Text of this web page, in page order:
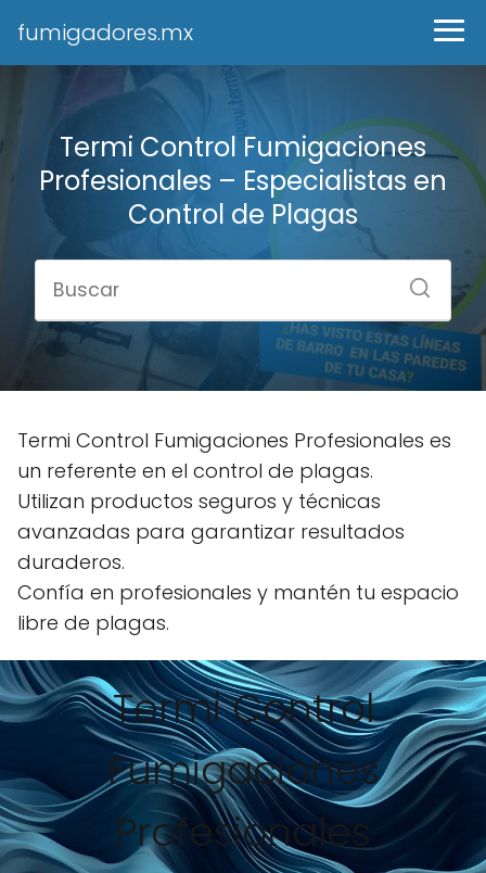
fumigadores.mx
Termi Control Fumigaciones
Profesionales – Especialistas en
Control de Plagas
Termi Control Fumigaciones Profesionales es
un referente en el control de plagas.
Utilizan productos seguros y técnicas
avanzadas para garantizar resultados
duraderos.
Confía en profesionales y mantén tu espacio
libre de plagas.
Termi Control
Fumigaciones
Profesionales